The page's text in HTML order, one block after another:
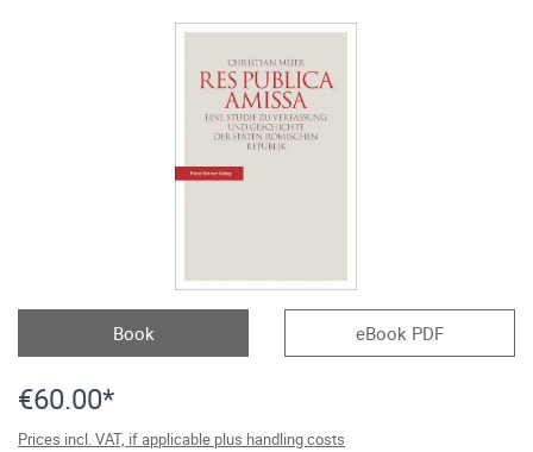
Book eBook PDF
€60.00*
Prices incl. VAT, if applicable plus handling costs